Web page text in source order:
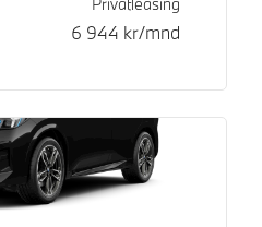
6 944 kr/mnd